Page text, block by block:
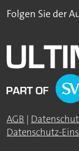
Folgen Sie der
AGB |
Datenschutz-